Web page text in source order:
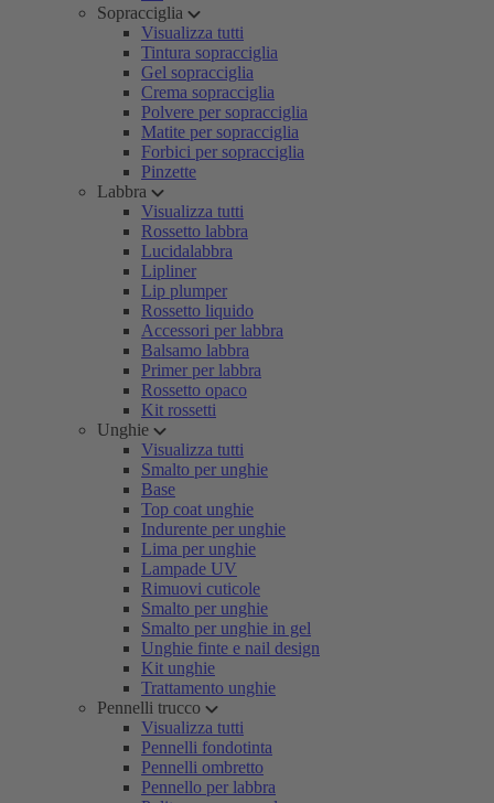
Sopracciglia
Visualizza tutti
Tintura sopracciglia
Gel sopracciglia
Crema sopracciglia
Polvere per sopracciglia
Matite per sopracciglia
Forbici per sopracciglia
Pinzette
Labbra
Visualizza tutti
Rossetto labbra
Lucidalabbra
Lipliner
Lip plumper
Rossetto liquido
Accessori per labbra
Balsamo labbra
Primer per labbra
Rossetto opaco
Kit rossetti
Unghie
Visualizza tutti
Smalto per unghie
Base
Top coat unghie
Indurente per unghie
Lima per unghie
Lampade UV
Rimuovi cuticole
Smalto per unghie
Smalto per unghie in gel
Unghie finte e nail design
Kit unghie
Trattamento unghie
Pennelli trucco
Visualizza tutti
Pennelli fondotinta
Pennelli ombretto
Pennello per labbra